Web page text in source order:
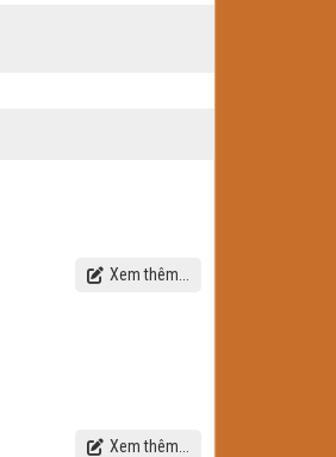
Xem thêm...
Xem thêm...